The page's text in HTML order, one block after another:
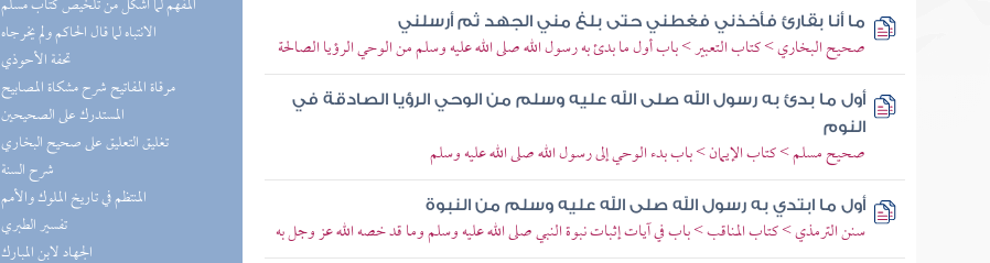
(2) الانتباه لما قال الحاكم ولم يخرجاه
(2) تحفة الأحوذي
(2) مرقاة المفاتيح شرح مشكاة المصابيح
(2) المستدرك على الصحيحين
(2) تغليق التعليق على صحيح البخاري
(2) شرح السنة
(1) المنتظم في تاريخ الملوك والأمم
(1) تفسير الطبري
(1) الجهاد لابن المبارك
ما أنا بقارئ فأخذني فغطني حتى بلغ مني الجهد ثم أرسلني
صحيح البخاري > كتاب التعبير > باب أول ما بدئ به رسول الله صلى الله عليه وسلم من الوحي الرؤيا الصالحة
أول ما بدئ به رسول الله صلى الله عليه وسلم من الوحي الرؤيا الصادقة في
النوم
صحيح مسلم > كتاب الإيمان > باب بدء الوحي إلى رسول الله صلى الله عليه وسلم
أول ما ابتدي به رسول الله صلى الله عليه وسلم من النبوة
سنن الترمذي > كتاب المناقب > باب في آيات إثبات نبوة النبي صلى الله عليه وسلم وما قد خصه الله عز وجل به